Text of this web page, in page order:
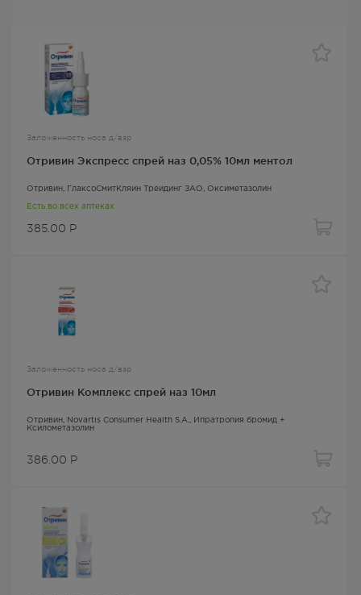
Заложенность носа д/взр
Отривин Экспресс спрей наз 0,05% 10мл ментол
Отривин , ГлаксоСмитКляйн Трейдинг ЗАО, Оксиметазолин
Есть во всех аптеках
385.00 Р
Заложенность носа д/взр
Отривин Комплекс спрей наз 10мл
Отривин , Novartis Consumer Health S.A., Ипратропия бромид +
Ксилометазолин
386.00 Р